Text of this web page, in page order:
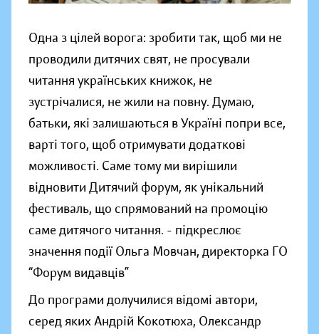
Одна з цілей ворога: зробити так, щоб ми не
проводили дитячих свят, не просували
читання українських книжок, не
зустрічалися, не жили на повну. Думаю,
батьки, які залишаються в Україні попри все,
варті того, щоб отримувати додаткові
можливості. Саме тому ми вирішили
відновити Дитячий форум, як унікальний
фестиваль, що спрямований на промоцію
саме дитячого читання. - підкреслює
значення події Ольга Мовчан, директорка ГО
“Форум видавців”
До програми долучилися відомі автори,
серед яких Андрій Кокотюха, Олександр